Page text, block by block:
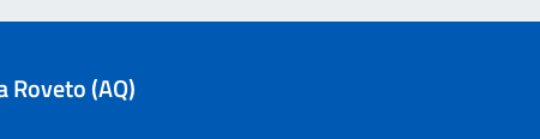
Roveto (AQ)